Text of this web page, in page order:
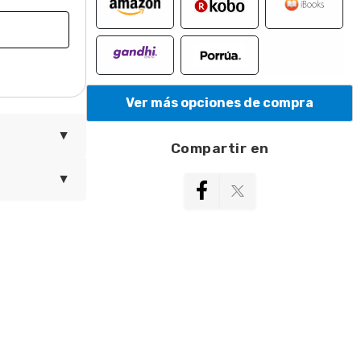
▼
▼
Ver más opciones de compra
Compartir en